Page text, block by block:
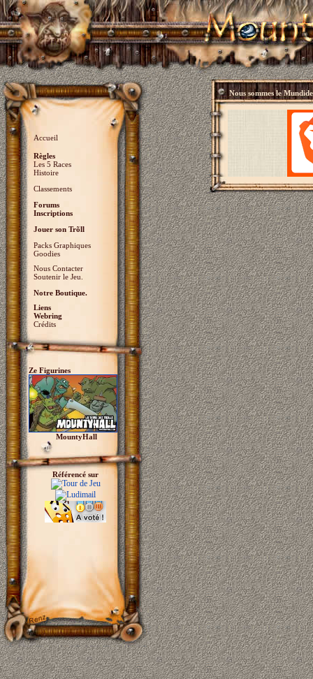
Accueil
Règles
Les 5 Races
Histoire
Classements
Forums
Inscriptions
Jouer son Trõll
Packs Graphiques
Goodies
Nous Contacter
Soutenir le Jeu.
Notre Boutique.
Liens
Webring
Crédits
Ze Figurines
MountyHall
Référencé sur
Nous sommes le